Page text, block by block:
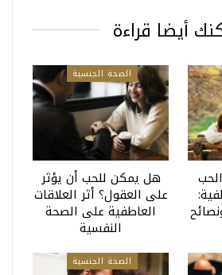
أيضا قراءة
الصحة الجنسية
هل يمكن للحب أن يؤثر
على العقول؟ أثر العلاقات
العاطفية على الصحة
النفسية
الصحة الجنسية